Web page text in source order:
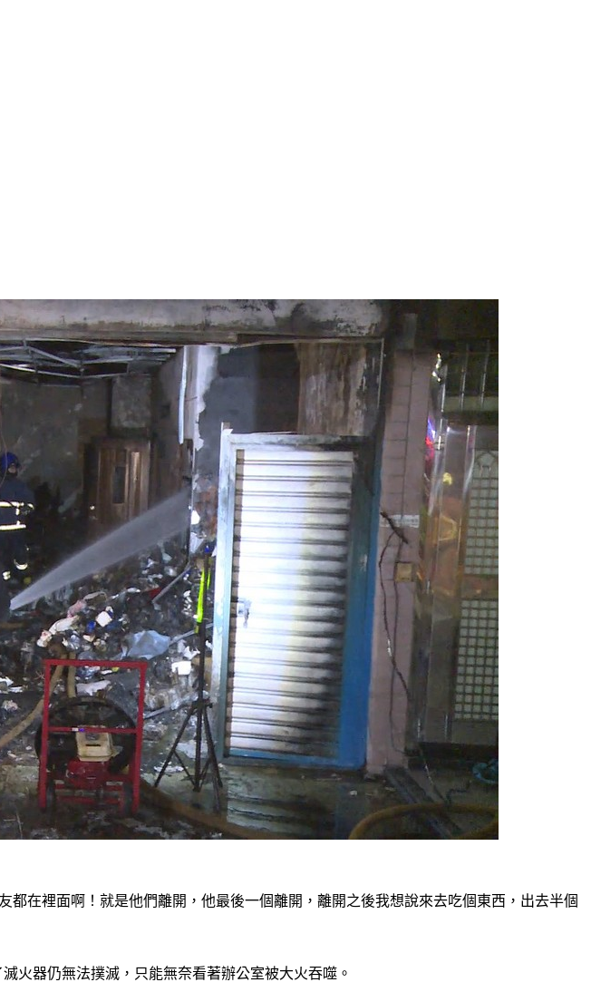
在裡面啊！就是他們離開，他最後一個離開，離開之後我想說來去吃個東西，出去半個
火器仍無法撲滅，只能無奈看著辦公室被大火吞噬。